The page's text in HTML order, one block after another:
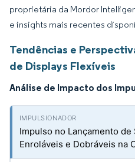
proprietária da Mordor
e insights mais recentes
Tendências e
de Displays Flexíveis
Análise de Impacto dos
Impulso no Lançamento
Enroláveis e Dobráveis na